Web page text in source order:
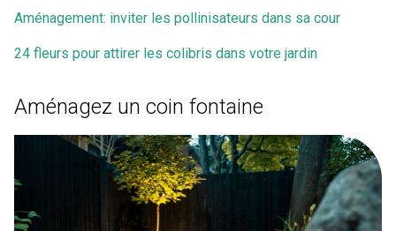
Aménagement: inviter les pollinisateurs dans sa cour
24 fleurs pour attirer les colibris dans votre jardin
Aménagez un coin fontaine